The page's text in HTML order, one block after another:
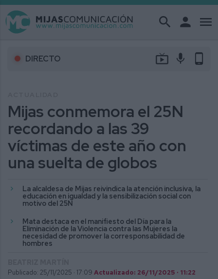
search person menu
DIRECTO live_tv mic phone_android
Mijas conmemora el 25N
recordando a las 39
víctimas de este año con
una suelta de globos
La alcaldesa de Mijas reivindica la atención inclusiva, la
educación en igualdad y la sensibilización social con
motivo del 25N
Mata destaca en el manifiesto del Día para la
Eliminación de la Violencia contra las Mujeres la
necesidad de promover la corresponsabilidad de
hombres
Publicado: 25/11/2025 · 17:09 Actualizado: 26/11/2025 · 11:22